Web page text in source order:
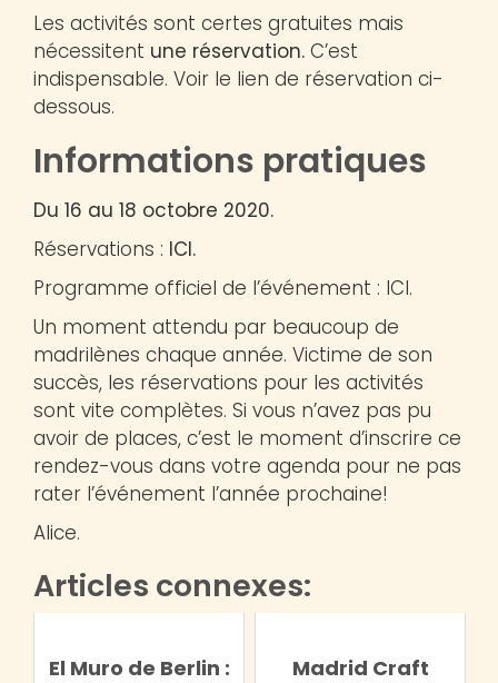
Les activités sont certes gratuites mais
nécessitent une réservation. C’est
indispensable. Voir le lien de réservation ci-
dessous.
Informations pratiques
Du 16 au 18 octobre 2020.
Réservations : ICI.
Programme officiel de l’événement : ICI.
Un moment attendu par beaucoup de
madrilènes chaque année. Victime de son
succès, les réservations pour les activités
sont vite complètes. Si vous n’avez pas pu
avoir de places, c’est le moment d’inscrire ce
rendez-vous dans votre agenda pour ne pas
rater l’événement l’année prochaine!
Alice.
Articles connexes:
El Muro de Berlin : Madrid Craft